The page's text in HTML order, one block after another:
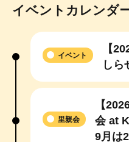
イベントカレンダ
【
しら
イベント
【
会 at
9月は
里親会